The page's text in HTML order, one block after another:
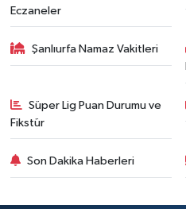
Eczaneler
Şanlıurfa Namaz Vakitleri
Süper Lig Puan Durumu ve
Fikstür
Son Dakika Haberleri